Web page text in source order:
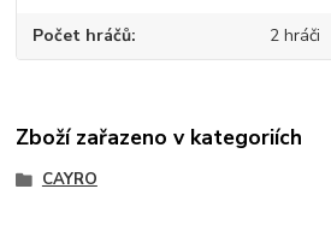
Počet hráčů 2 hráči
Zboží zařazeno v kategoriích
CAYRO